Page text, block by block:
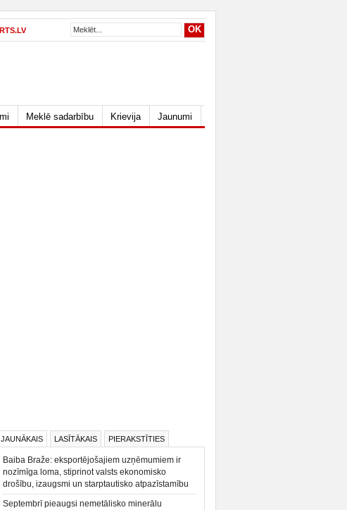
Meklē sadarbību Krievija Jaunumi
JAUNĀKAIS LASĪTĀKAIS PIERAKSTĪTIES
Baiba Braže: eksportējošajiem uzņēmumiem ir
nozīmīga loma, stiprinot valsts ekonomisko
drošību, izaugsmi un starptautisko atpazīstamību
Septembrī pieaugsi nemetālisko minerālu